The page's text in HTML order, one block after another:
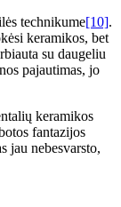
technikume[10].
keramikos, bet
su daugeliu
pajautimas, jo
keramikos
fantazijos
jau nebesvarsto,